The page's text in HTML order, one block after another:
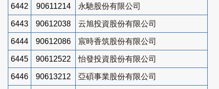
6442 90611214 永馳股份有限公司
6443 90612038 云旭投資股份有限公司
6444 90612086 宸時香筑股份有限公司
6445 90612522 怡發投資股份有限公司
6446 90613212 亞碩事業股份有限公司